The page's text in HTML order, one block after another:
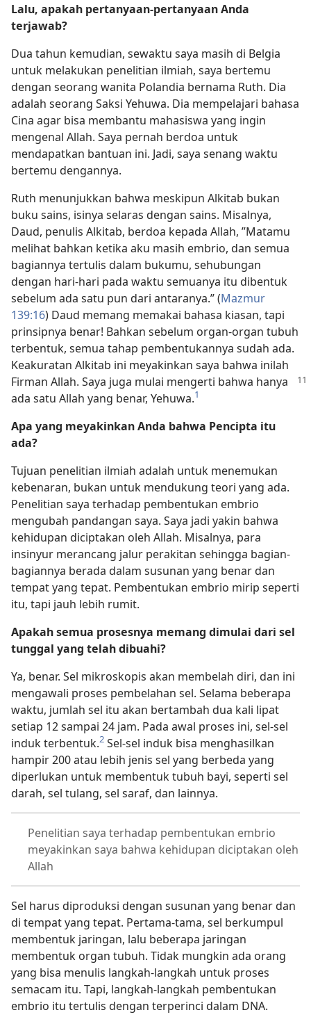
Lalu, apakah pertanyaan-pertanyaan Anda
terjawab?
Dua tahun kemudian, sewaktu saya masih di Belgia
untuk melakukan penelitian ilmiah, saya bertemu
dengan seorang wanita Polandia bernama Ruth. Dia
adalah seorang Saksi Yehuwa. Dia mempelajari bahasa
Cina agar bisa membantu mahasiswa yang ingin
mengenal Allah. Saya pernah berdoa untuk
mendapatkan bantuan ini. Jadi, saya senang waktu
bertemu dengannya.
Ruth menunjukkan bahwa meskipun Alkitab bukan
buku sains, isinya selaras dengan sains. Misalnya,
Daud, penulis Alkitab, berdoa kepada Allah, ”Matamu
melihat bahkan ketika aku masih embrio, dan semua
bagiannya tertulis dalam bukumu, sehubungan
dengan hari-hari pada waktu semuanya itu dibentuk
sebelum ada satu pun dari antaranya.” (Mazmur
139:16) Daud memang memakai bahasa kiasan, tapi
prinsipnya benar! Bahkan sebelum organ-organ tubuh
terbentuk, semua tahap pembentukannya sudah ada.
Keakuratan Alkitab ini meyakinkan saya bahwa inilah
Firman Allah. Saya juga mulai mengerti bahwa hanya
ada satu Allah yang benar, Yehuwa.1
Apa yang meyakinkan Anda bahwa Pencipta itu
ada?
Tujuan penelitian ilmiah adalah untuk menemukan
kebenaran, bukan untuk mendukung teori yang ada.
Penelitian saya terhadap pembentukan embrio
mengubah pandangan saya. Saya jadi yakin bahwa
kehidupan diciptakan oleh Allah. Misalnya, para
insinyur merancang jalur perakitan sehingga bagian-
bagiannya berada dalam susunan yang benar dan
tempat yang tepat. Pembentukan embrio mirip seperti
itu, tapi jauh lebih rumit.
Apakah semua prosesnya memang dimulai dari sel
tunggal yang telah dibuahi?
Ya, benar. Sel mikroskopis akan membelah diri, dan ini
mengawali proses pembelahan sel. Selama beberapa
waktu, jumlah sel itu akan bertambah dua kali lipat
setiap 12 sampai 24 jam. Pada awal proses ini, sel-sel
induk terbentuk.2 Sel-sel induk bisa menghasilkan
hampir 200 atau lebih jenis sel yang berbeda yang
diperlukan untuk membentuk tubuh bayi, seperti sel
darah, sel tulang, sel saraf, dan lainnya.
Penelitian saya terhadap pembentukan embrio
meyakinkan saya bahwa kehidupan diciptakan oleh
Allah
Sel harus diproduksi dengan susunan yang benar dan
di tempat yang tepat. Pertama-tama, sel berkumpul
membentuk jaringan, lalu beberapa jaringan
membentuk organ tubuh. Tidak mungkin ada orang
yang bisa menulis langkah-langkah untuk proses
semacam itu. Tapi, langkah-langkah pembentukan
embrio itu tertulis dengan terperinci dalam DNA.